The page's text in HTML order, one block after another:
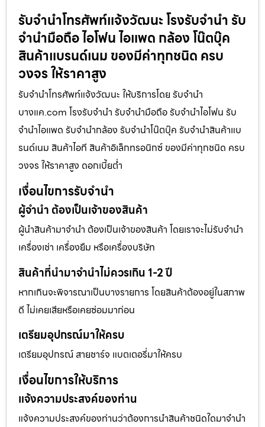
รับจำนำโทรศัพท์แจ้งวัฒนะ โรงรับจำนำ รับ
จำนำมือถือ ไอโฟน ไอแพด กล้อง โน๊ตบุ๊ค
สินค้าแบรนด์เนม ของมีค่าทุกชนิด ครบ
วงจร ให้ราคาสูง
รับจำนำโทรศัพท์แจ้งวัฒนะ ให้บริการโดย รับจํานํา
บางแค.com โรงรับจำนำ รับจำนำมือถือ รับจำนำไอโฟน รับ
จำนำไอแพด รับจำนำกล้อง รับจำนำโน๊ตบุ๊ค รับจำนำสินค้าแบ
รนด์เนม สินค้าไอที สินค้าอิเล็กทรอนิกซ์ ของมีค่าทุกชนิด ครบ
วงจร ให้ราคาสูง ดอกเบี้ยต่ำ
เงื่อนไขการรับจำนำ
ผู้จำนำ ต้องเป็นเจ้าของสินค้า
ผู้นำสินค้ามาจำนำ ต้องเป็นเจ้าของสินค้า โดยเราจะไม่รับจำนำ
เครื่องเช่า เครื่องยืม หรือเครื่องบริษัท
สินค้าที่นำมาจำนำไม่ควรเกิน 1-2 ปี
หากเกินจะพิจารณาเป็นบางรายการ โดยสินค้าต้องอยู่ในสภาพ
ดี ไม่เคยเสียหรือเคยซ่อมมาก่อน
เตรียมอุปกรณ์มาให้ครบ
เตรียมอุปกรณ์ สายชาร์จ แบตเตอรี่มาให้ครบ
เงื่อนไขการให้บริการ
แจ้งความประสงค์ของท่าน
แจ้งความประสงค์ของท่านว่าต้องการนำสินค้าชนิดใดมาจำนำ